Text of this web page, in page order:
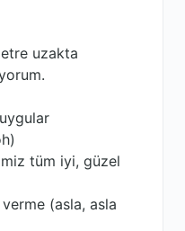
uzakta
tüm iyi, güzel
(asla, asla